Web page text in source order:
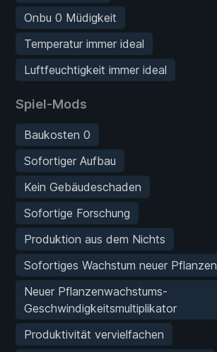
Onbu 0 Müdigkeit
Temperatur immer ideal
Luftfeuchtigkeit immer ideal
Spiel-Mods
Baukosten 0
Sofortiger Aufbau
Kein Gebäudeschaden
Sofortige Forschung
Produktion aus dem Nichts
Sofortiges Wachstum neuer Pflanzen
Neuer Pflanzenwachstums-
Geschwindigkeitsmultiplikator
Produktivität vervielfachen